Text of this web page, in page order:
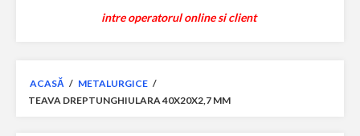
intre operatorul online si client
ACASĂ / METALURGICE /
TEAVA DREPTUNGHIULARA 40X20X2,7 MM